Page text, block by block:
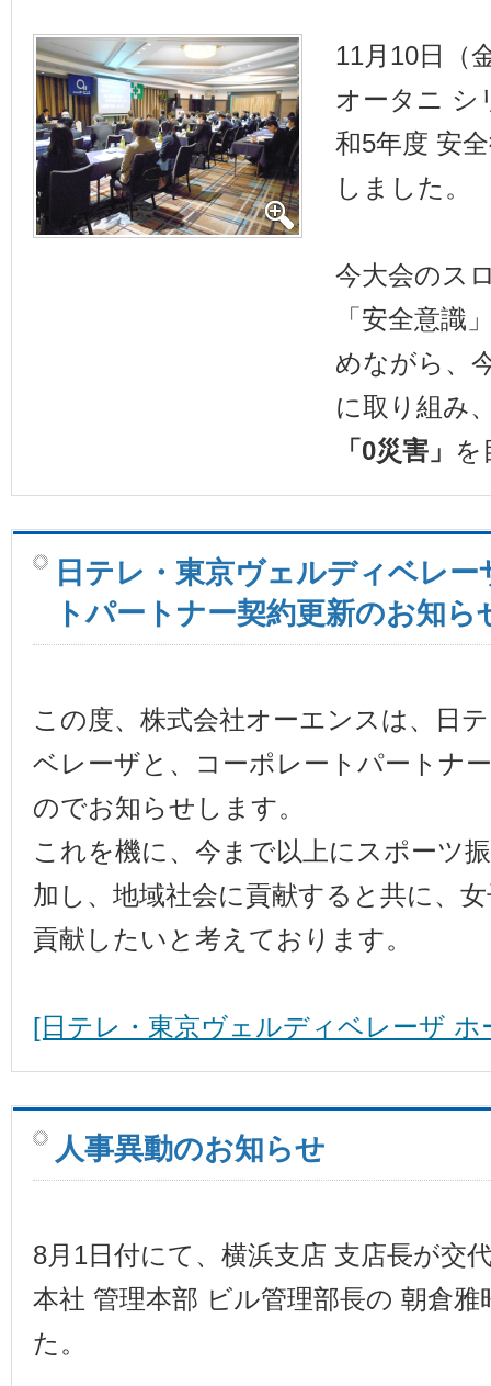
11月10日（
オータニ シ
和5年度 安
しました。
今大会のス
「安全意識
めながら、
に取り組み
「0災害」 を
日テレ・東京ヴェルディベレ
トパートナー契約更新のお知ら
この度、株式会社オーエンスは、日
ベレーザと、コーポレートパートナ
のでお知らせします。
これを機に、今まで以上にスポーツ
加し、地域社会に貢献すると共に、
貢献したいと考えております。
[日テレ・東京ヴェルディベレーザ ホ
人事異動のお知らせ
8月1日付にて、横浜支店 支店長が交
本社 管理本部 ビル管理部長の 朝倉
た。